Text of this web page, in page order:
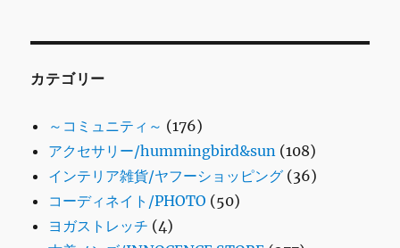
カテゴリー
～コミュニティ～ (176)
アクセサリー/hummingbird&sun (108)
インテリア雑貨/ヤフーショッピング (36)
コーディネイト/PHOTO (50)
ヨガストレッチ (4)